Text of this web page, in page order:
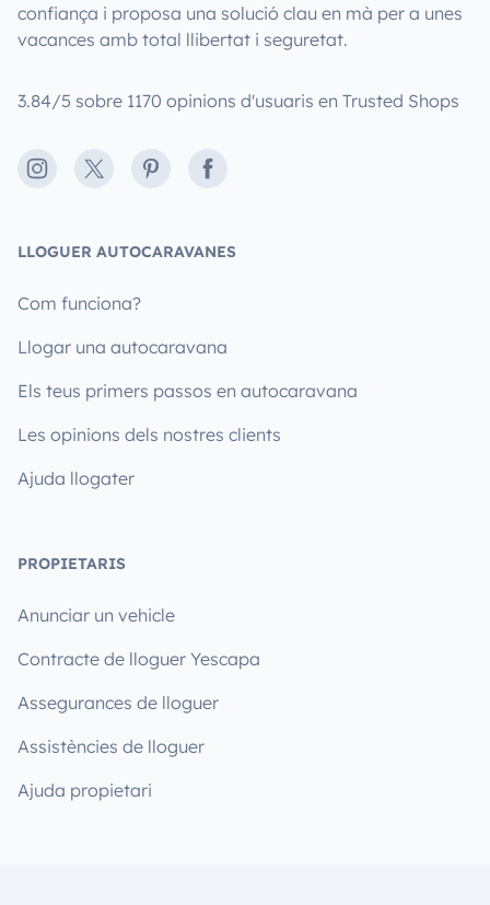
confiança i proposa una solució clau en mà per a unes
vacances amb total llibertat i seguretat.
3.84/5 sobre 1170 opinions d'usuaris en Trusted Shops
Instagram
X PinterestFacebook
LLOGUER AUTOCARAVANES
Com funciona?
Llogar una autocaravana
Els teus primers passos en autocaravana
Les opinions dels nostres clients
Ajuda llogater
PROPIETARIS
Anunciar un vehicle
Contracte de lloguer Yescapa
Assegurances de lloguer
Assistències de lloguer
Ajuda propietari